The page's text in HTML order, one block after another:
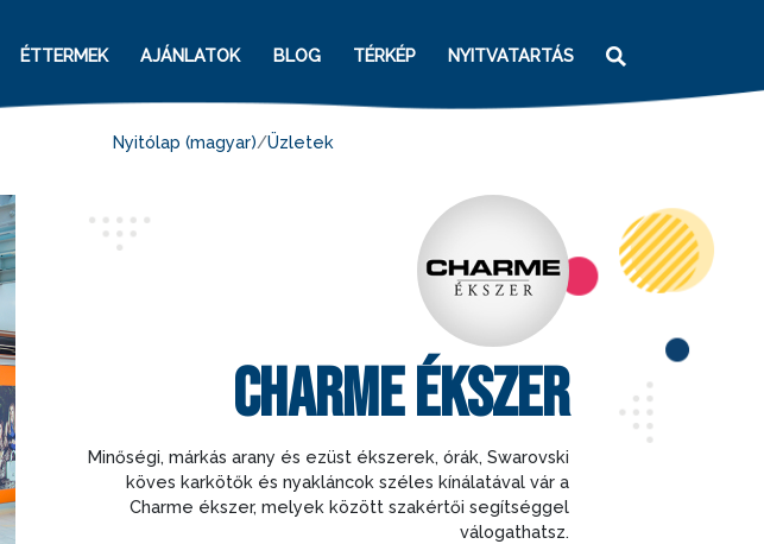
ÉTTERMEK AJÁNLATOK BLOG TÉRKÉP NYITVATARTÁS
Nyitólap (magyar) Üzletek
CHARME ÉKSZER
Minőségi, márkás arany és ezüst ékszerek, órák, Swarovski
köves karkötők és nyakláncok széles kínálatával vár a
Charme ékszer, melyek között szakértői segítséggel
válogathatsz.